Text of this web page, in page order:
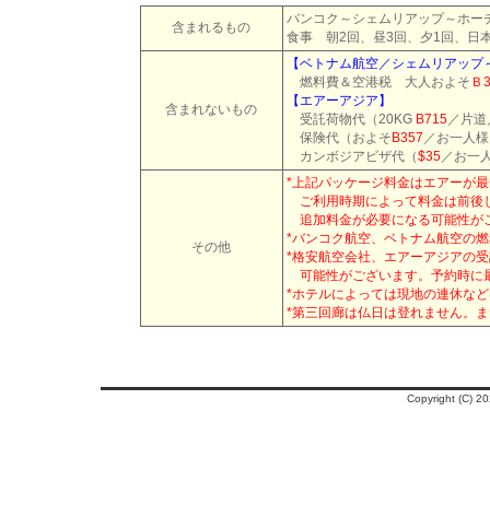
含まれるもの
バンコク～シェムリアップ～ホ
食事 朝2回、昼3回、夕1回、日
含まれないもの
【ベトナム航空／シェムリアッ
燃料費＆空港税 大人およそ Ｂ
【エアーアジア】
受託荷物代（20KG B715／片
保険代（およそB357 ／お一人
カンボジアビザ代（$35／お一
その他
*上記パッケージ料金はエアーが
ご利用時期によって料金は前後
追加料金が必要になる可能性が
*バンコク航空、ベトナム航空の
*格安航空会社、エアーアジアの
可能性がございます。予約時に
*ホテルによっては現地の連休な
*第三回廊は仏日は登れません。
Copyright (C)